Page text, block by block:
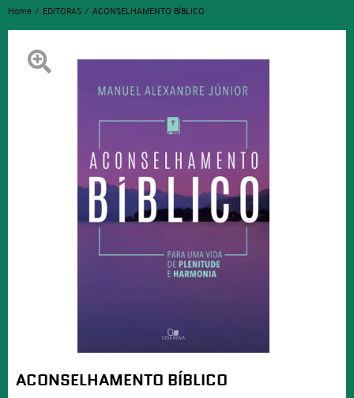
Home EDITORAS ACONSELHAMENTO BÍBLICO
ACONSELHAMENTO BÍBLICO